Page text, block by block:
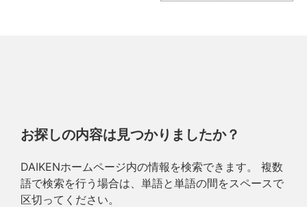
お探しの内容は見つかりましたか？
DAIKENホームページ内の情報を検索できます。 複数
語で検索を行う場合は、単語と単語の間をスペースで
区切ってください。